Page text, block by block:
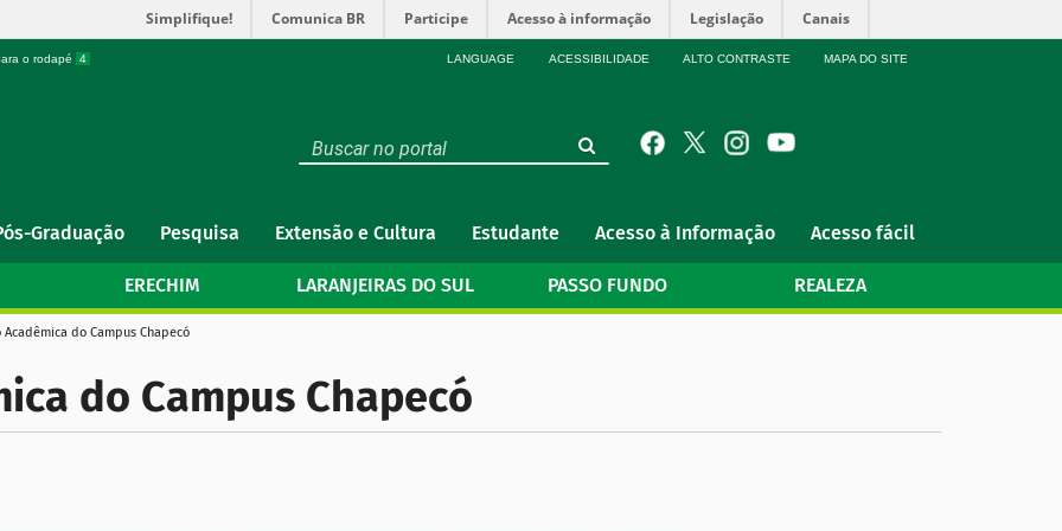
Simplifique! Comunica BR Participe Acesso à informação Legislação Canais
o rodapé 4 LANGUAGE ACESSIBILIDADE ALTO CONTRASTE MAPA DO SITE
Graduação Pesquisa Extensão e Cultura Estudante Acesso à Informação Acesso fácil
ERECHIM LARANJEIRAS DO SUL PASSO FUNDO REALEZA
Acadêmica do Campus Chapecó
do Campus Chapecó